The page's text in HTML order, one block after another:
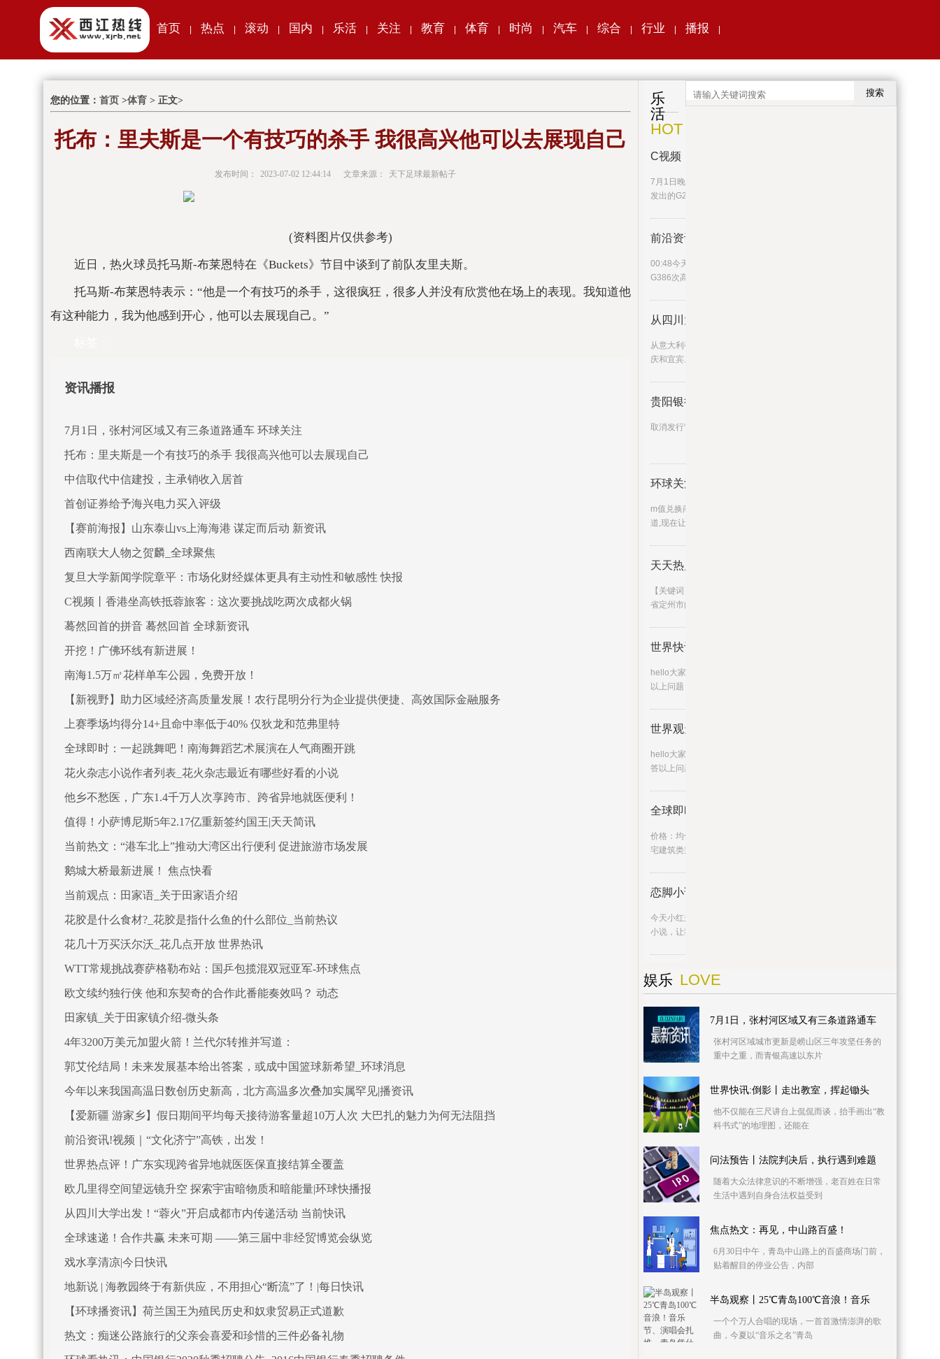
首页 热点 滚动 国内 乐活 关注 教育 体育 时尚 汽车 综合 行业 播报
您的位置： 首页 >体育 > 正文>
托布：里夫斯是一个有技巧的杀手 我很高兴他可以去展现自己
发布时间： 2023-07-02 12:44:14 文章来源： 天下足球最新帖子
(资料图片仅供参考)
近日，热火球员托马斯-布莱恩特在《Buckets》节目中谈到了前队友里夫斯。
托马斯-布莱恩特表示：“他是一个有技巧的杀手，这很疯狂，很多人并没有欣赏他在场上的表现。我知道他
有这种能力，我为他感到开心，他可以去展现自己。”
资讯播报
7月1日，张村河区域又有三条道路通车 环球关注
托布：里夫斯是一个有技巧的杀手 我很高兴他可以去展现自己
中信取代中信建投，主承销收入居首
首创证券给予海兴电力买入评级
【赛前海报】山东泰山vs上海海港 谋定而后动 新资讯
西南联大人物之贺麟_全球聚焦
复旦大学新闻学院章平：市场化财经媒体更具有主动性和敏感性 快报
C视频丨香港坐高铁抵蓉旅客：这次要挑战吃两次成都火锅
蓦然回首的拼音 蓦然回首 全球新资讯
开挖！广佛环线有新进展！
南海1.5万㎡花样单车公园，免费开放！
【新视野】助力区域经济高质量发展！农行昆明分行为企业提供便捷、高效国际金融服务
上赛季场均得分14+且命中率低于40% 仅狄龙和范弗里特
全球即时：一起跳舞吧！南海舞蹈艺术展演在人气商圈开跳
花火杂志小说作者列表_花火杂志最近有哪些好看的小说
他乡不愁医，广东1.4千万人次享跨市、跨省异地就医便利！
值得！小萨博尼斯5年2.17亿重新签约国王|天天简讯
当前热文：“港车北上”推动大湾区出行便利 促进旅游市场发展
鹅城大桥最新进展！ 焦点快看
当前观点：田家语_关于田家语介绍
花胶是什么食材?_花胶是指什么鱼的什么部位_当前热议
花几十万买沃尔沃_花几点开放 世界热讯
WTT常规挑战赛萨格勒布站：国乒包揽混双冠亚军-环球焦点
欧文续约独行侠 他和东契奇的合作此番能奏效吗？ 动态
田家镇_关于田家镇介绍-微头条
4年3200万美元加盟火箭！兰代尔转推并写道：
郭艾伦结局！未来发展基本给出答案，或成中国篮球新希望_环球消息
今年以来我国高温日数创历史新高，北方高温多次叠加实属罕见|播资讯
【爱新疆 游家乡】假日期间平均每天接待游客量超10万人次 大巴扎的魅力为何无法阻挡
前沿资讯!视频｜“文化济宁”高铁，出发！
世界热点评！广东实现跨省异地就医医保直接结算全覆盖
欧几里得空间望远镜升空 探索宇宙暗物质和暗能量|环球快播报
从四川大学出发！“蓉火”开启成都市内传递活动 当前快讯
全球速递！合作共赢 未来可期 ——第三届中非经贸博览会纵览
戏水享清凉|今日快讯
地新说 | 海教园终于有新供应，不用担心“断流”了！|每日快讯
【环球播资讯】荷兰国王为殖民历史和奴隶贸易正式道歉
热文：痴迷公路旅行的父亲会喜爱和珍惜的三件必备礼物
搜索
乐
活
HOT
C视频丨香港坐高铁抵蓉旅客：这
7月1日晚，伴着微热的暑气，从香港西九龙站
发出的G2964次动车抵达成都
前沿资讯!视频｜“文化济宁”高
00:48今天上午7时26分，“文化济宁”冠名的
G386次高铁列车准时从高铁济
从四川大学出发！“蓉火”开启成
从意大利都灵到北京，再到哈尔滨、深圳、重
庆和宜宾。一站站充满活力的
贵阳银行：取消发行“23贵阳银行
取消发行“23贵阳银行CD103”
环球关注：m值兑换商城_m值兑换
m值兑换商城，m值兑换礼品这个很多人还不知
道,现在让我们一起来看看吧
天天热点评！紧握人生出彩机会
【关键词】高考【事件】今年高考期间，河北
省定州市的环卫工人任红娟，
世界快讯:穿越火线道具城道聚城
hello大家好，我是大学网网小航来为大家解答
以上问题，穿越火线道具城
世界观天下！姜文有哪些绯闻_他
hello大家好，我是城乡经济网小晟来为大家解
答以上问题，姜文有哪些绯
全球即时：邵阳中梁壹号院户型图
价格：均价约5000元 平方米物业类别：普通住
宅建筑类别：板塔结合高层
恋脚小说吧（恋脚小说）
今天小红来为大家带来的是恋脚小说吧，恋脚
小说，让我们一起往下看看吧
娱乐 LOVE
7月1日，张村河区域又有三条道路通车
张村河区域城市更新是崂山区三年攻坚任务的
重中之重，而青银高速以东片
世界快讯:倒影丨走出教室，挥起锄头
他不仅能在三尺讲台上侃侃而谈，抬手画出“教
科书式”的地理图，还能在
问法预告丨法院判决后，执行遇到难题
随着大众法律意识的不断增强，老百姓在日常
生活中遇到自身合法权益受到
焦点热文：再见，中山路百盛！
6月30日中午，青岛中山路上的百盛商场门前，
贴着醒目的停业公告，内部
半岛观察丨25℃青岛100℃音浪！音乐
一个个万人合唱的现场，一首首激情澎湃的歌
曲，今夏以“音乐之名”青岛